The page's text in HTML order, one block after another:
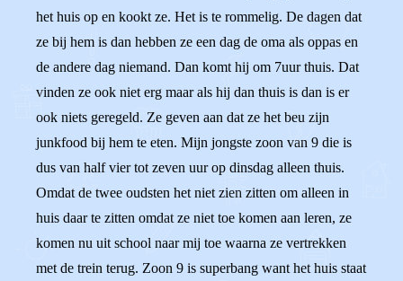
het huis op en kookt ze. Het is te rommelig. De dagen dat
ze bij hem is dan hebben ze een dag de oma als oppas en
de andere dag niemand. Dan komt hij om 7uur thuis. Dat
vinden ze ook niet erg maar als hij dan thuis is dan is er
ook niets geregeld. Ze geven aan dat ze het beu zijn
junkfood bij hem te eten. Mijn jongste zoon van 9 die is
dus van half vier tot zeven uur op dinsdag alleen thuis.
Omdat de twee oudsten het niet zien zitten om alleen in
huis daar te zitten omdat ze niet toe komen aan leren, ze
komen nu uit school naar mij toe waarna ze vertrekken
met de trein terug. Zoon 9 is superbang want het huis staat